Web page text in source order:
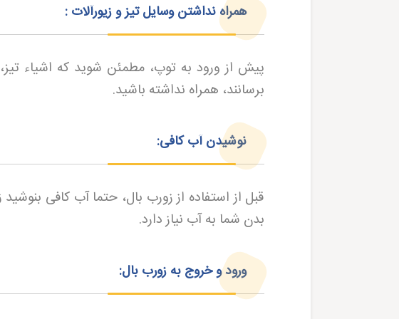
همراه نداشتن وسایل تیز و زیورآلات :
پیش از ورود به توپ، مطمئن شوید که اشیاء
برسانند، همراه نداشته باشید.
نوشیدن آب کافی:
قبل از استفاده از زورب بال، حتما آب کافی
بدن شما به آب نیاز دارد.
ورود و خروج به زورب بال: